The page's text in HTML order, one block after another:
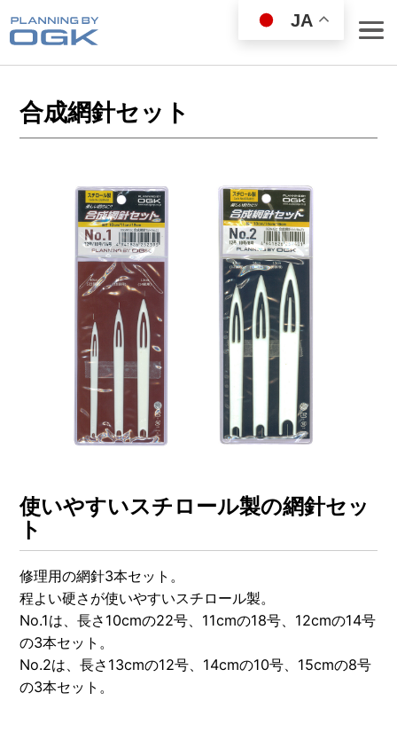
WEAR GOODS
BAG／COOLER
LANDING NET
FISHING GOODS
FISHING SET
OTHERS
NURSING CARE
合成網針セット
使いやすいスチロール製の網針セッ
ト
修理用の網針3本セット。
程よい硬さが使いやすいスチロール製。
No.1は、長さ10cmの22号、11cmの18号、12cmの14号
の3本セット。
No.2は、長さ13cmの12号、14cmの10号、15cmの8号
の3本セット。
JA